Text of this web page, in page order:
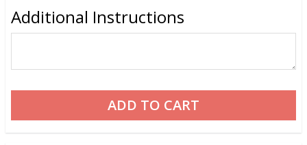
Additional Instructions